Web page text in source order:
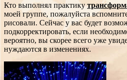
Кто выполнял практику
моей группе, пожалуйста
рисовали. Сейчас у вас будет
подкорректировать, если
вероятно, вы скорее всего уже
нуждаются в изменениях.